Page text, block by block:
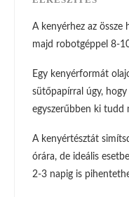
A kenyérhez az össze
majd robotgéppel 8-
Egy kenyérformát
sütőpapírral úgy,
egyszerűbben ki tudd
A kenyértésztát
órára, de ideális
2-3 napig is